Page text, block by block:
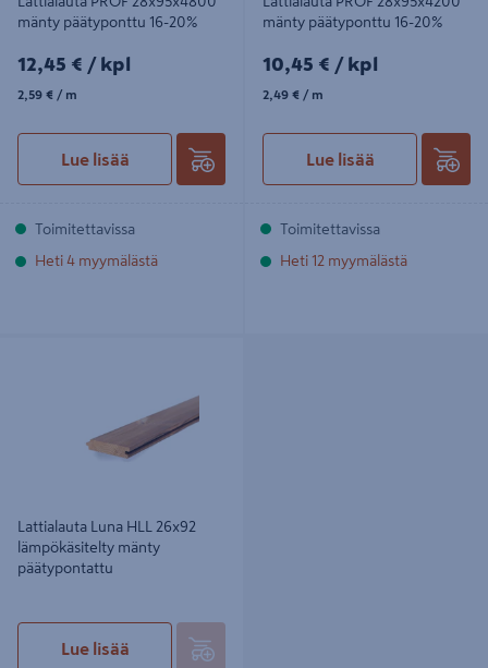
mänty päätyponttu 16-20%
12,45€/kpl
12,45 € / kpl
2,59€/m
2,59 € / m
Lue lisää
Toimitettavissa
Heti 4 myymälästä
mänty päätyponttu 16-20%
10,45€/kpl
10,45 € / kpl
2,49€/m
2,49 € / m
Lue lisää
Toimitettavissa
Heti 12 myymälästä
Lattialauta Luna HLL 26x92
lämpökäsitelty mänty
päätypontattu
Lue lisää